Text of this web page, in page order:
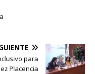
para
Placencia